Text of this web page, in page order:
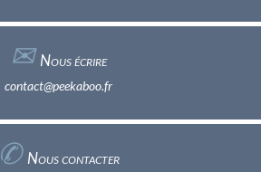
✉︎Nous écrire
contact@peekaboo.fr
✆ Nous contacter